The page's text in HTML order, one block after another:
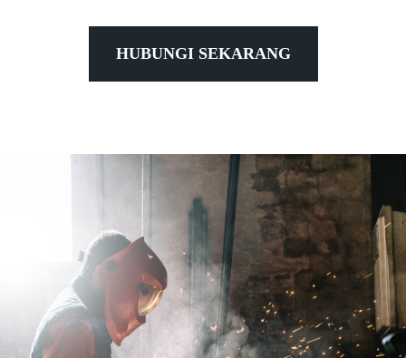
HUBUNGI SEKARANG